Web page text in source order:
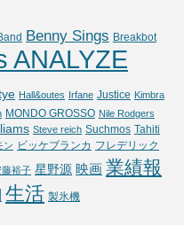
Benny Sings Breakbot
ANALYZE
Hall&outes Irfane Justice Kimbra
MONDO GROSSO Nile Rodgers
Steve reich Suchmos Tahiti
ン ビッケブランカ フレデリック
藤裕子 星野源 映画 業績報
生活 製氷機